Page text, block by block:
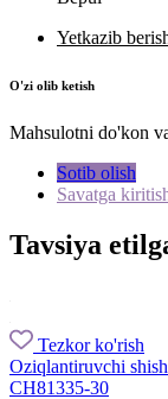
Yetkazib
O'zi olib ketish
Mahsulotni do'kon
Sotib olish
Savatga
Tavsiya
Tezkor ko'rish
Oziqlantiruvchi
CH81335-30